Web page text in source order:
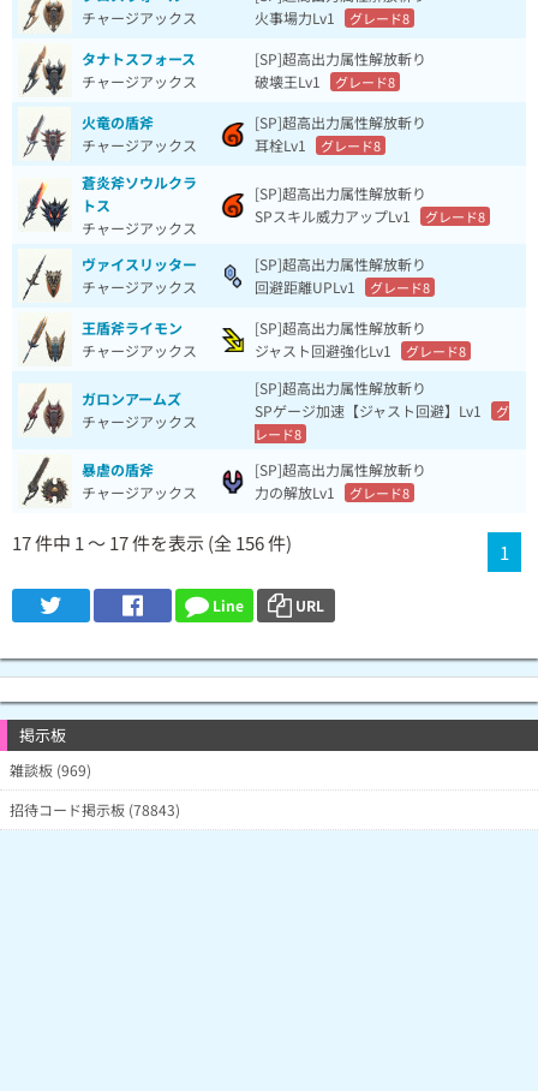
チャージアックス
火事場力Lv1
グレード8
タナトスフォース
チャージアックス
[SP]超高出力属性解放斬り
破壊王Lv1
グレード8
火竜の盾斧
チャージアックス
[SP]超高出力属性解放斬り
耳栓Lv1
グレード8
蒼炎斧ソウルクラ
トス
チャージアックス
[SP]超高出力属性解放斬り
SPスキル威力アップLv1
グレード8
ヴァイスリッター
チャージアックス
[SP]超高出力属性解放斬り
回避距離UPLv1
グレード8
王盾斧ライモン
チャージアックス
[SP]超高出力属性解放斬り
ジャスト回避強化Lv1
グレード8
ガロンアームズ
チャージアックス
[SP]超高出力属性解放斬り
SPゲージ加速【ジャスト回避】Lv1
グ
レード8
暴虐の盾斧
チャージアックス
[SP]超高出力属性解放斬り
力の解放Lv1
グレード8
17 件中 1 ～ 17 件を表示 (全 156 件) 1
Line URL
掲示板
雑談板 (969)
招待コード掲示板 (78843)